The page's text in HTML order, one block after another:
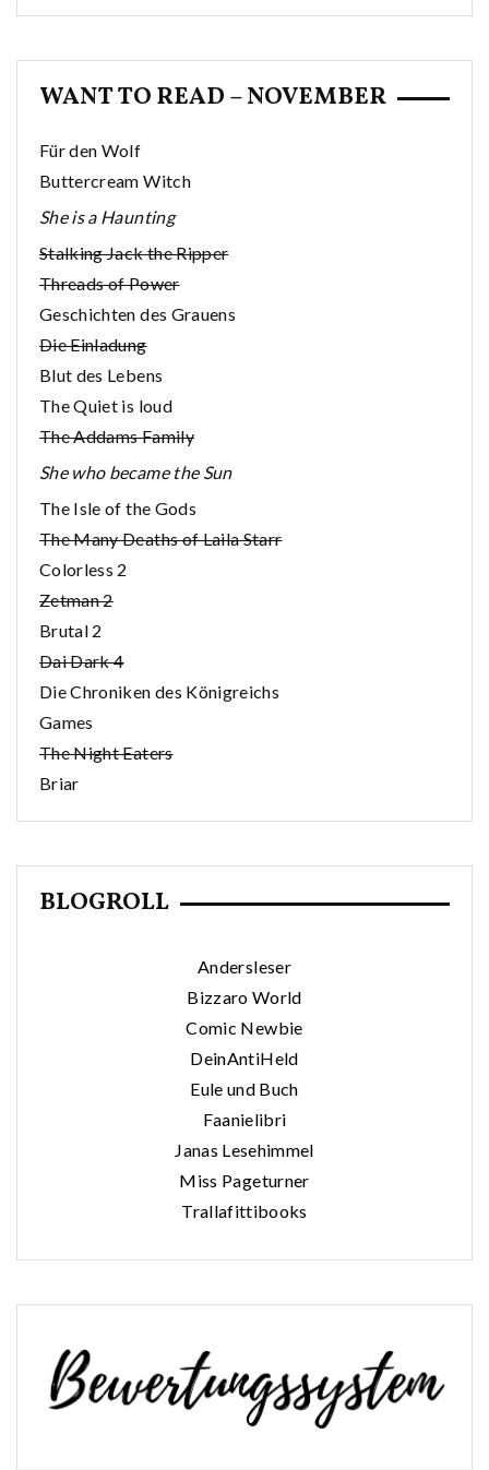
WANT TO READ – NOVEMBER
Für den Wolf
Buttercream Witch
She is a Haunting
Stalking Jack the Ripper
Threads of Power
Geschichten des Grauens
Die Einladung
Blut des Lebens
The Quiet is loud
The Addams Family
She who became the Sun
The Isle of the Gods
The Many Deaths of Laila Starr
Colorless 2
Zetman 2
Brutal 2
Dai Dark 4
Die Chroniken des Königreichs
Games
The Night Eaters
Briar
BLOGROLL
Andersleser
Bizzaro World
Comic Newbie
DeinAntiHeld
Eule und Buch
Faanielibri
Janas Lesehimmel
Miss Pageturner
Trallafittibooks